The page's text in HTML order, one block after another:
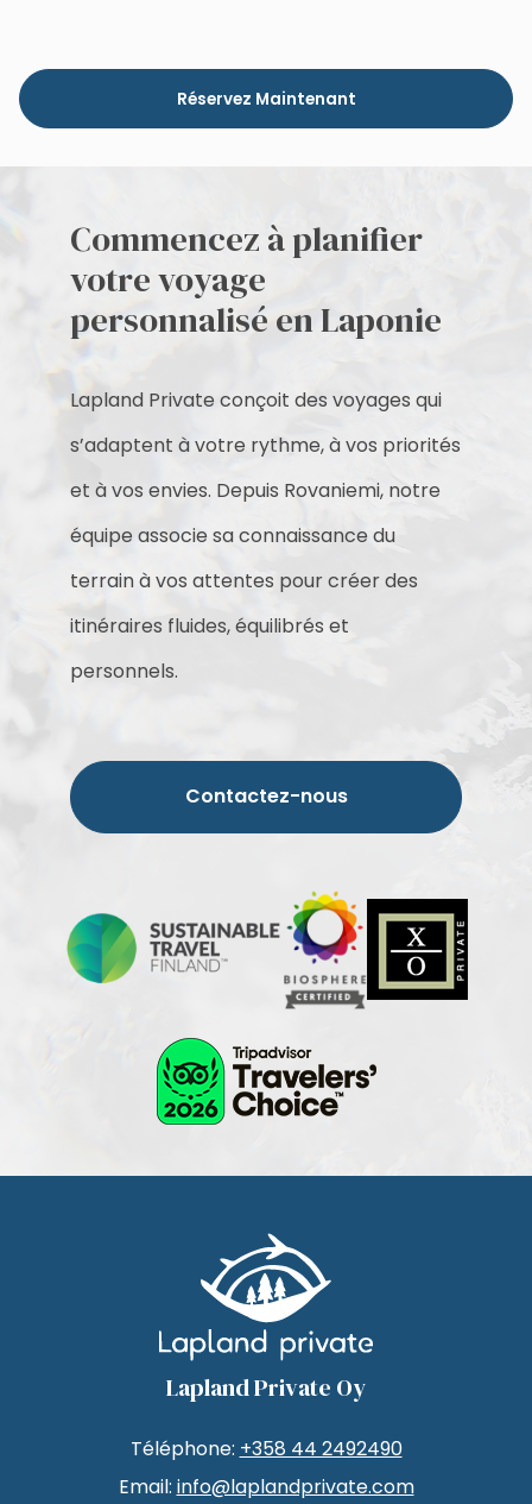
Réservez Maintenant
Commencez à planifier
votre voyage
personnalisé en Laponie
Lapland Private conçoit des voyages qui
s’adaptent à votre rythme, à vos priorités
et à vos envies. Depuis Rovaniemi, notre
équipe associe sa connaissance du
terrain à vos attentes pour créer des
itinéraires fluides, équilibrés et
personnels.
Contactez-nous
Lapland Private Oy
Téléphone: +358 44 2492490
Email: info@laplandprivate.com